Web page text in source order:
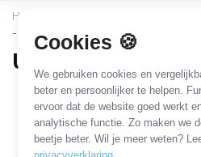
Cookies 🍪
We gebruiken cookies en
beter en persoonlijker te helpen.
ervoor dat de website goed werkt
analytische functie. Zo maken we
beetje beter. Wil je meer weten?
privacyverklaring
Home
- DC plug
USB-A - DC plug
23 PRODUCTEN
Filters